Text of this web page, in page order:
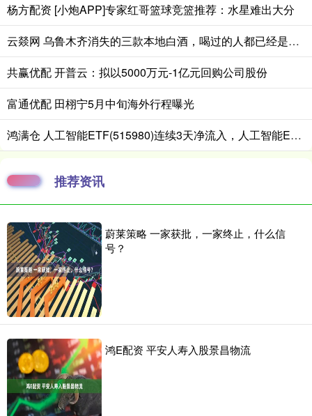
杨方配资 [小炮APP]专家红哥篮球竞篮推荐：水星难出大分
云燚网 乌鲁木齐消失的三款本地白酒，喝过的人都已经是当爷爷的人了吧？
共赢优配 开普云：拟以5000万元-1亿元回购公司股份
富通优配 田栩宁5月中旬海外行程曝光
鸿满仓 人工智能ETF(515980)连续3天净流入，人工智能ETF(515980)红盘蓄势
推荐资讯
蔚莱策略 一家获批，一家终止，什么信
号？
鸿E配资 平安人寿入股景昌物流